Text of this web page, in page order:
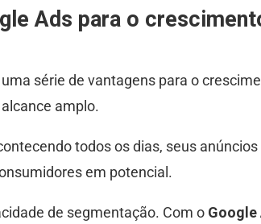
Ads para o
série de vantagens para o
amplo.
todos os dias, seus
em potencial.
de segmentação. Com o Google